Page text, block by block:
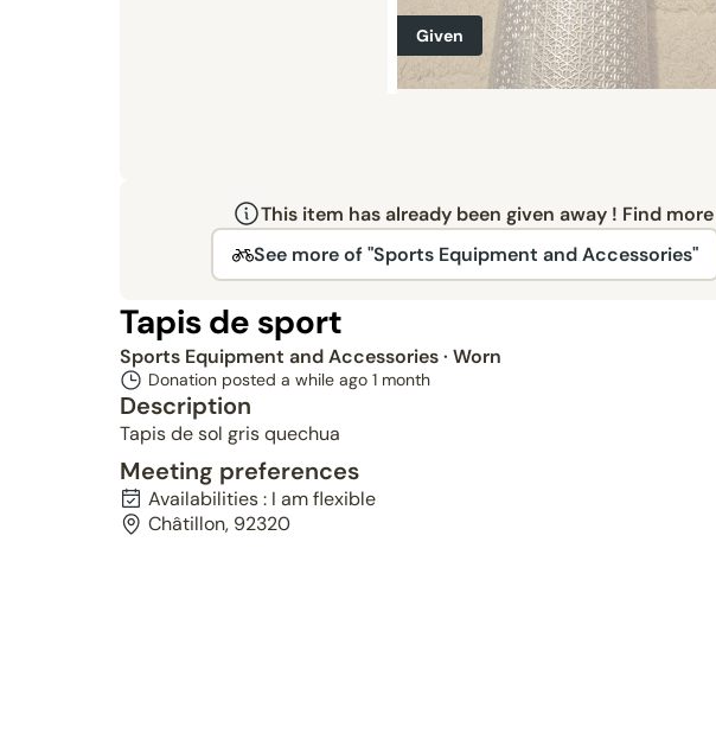
Given
This item has already been given away ! Find
See more of "Sports Equipment and Accessories"
Tapis de sport
Sports Equipment and Accessories· Worn
Donation posted a while ago 1 month
Description
Tapis de sol gris quechua
Meeting preferences
Availabilities : I am flexible
Châtillon, 92320